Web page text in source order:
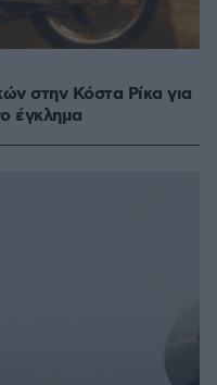
στην Κόστα Ρίκα για
έγκλημα